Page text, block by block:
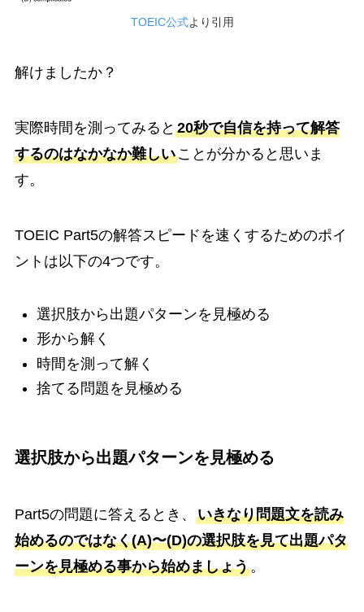
TOEIC公式より引用
解けましたか？
実際時間を測ってみると 20秒で自信を持って解答
するのはなかなか難しいことが分かると思いま
す。
TOEIC Part5の解答スピードを速くするためのポイ
ントは以下の4つです。
選択肢から出題パターンを見極める
形から解く
時間を測って解く
捨てる問題を見極める
選択肢から出題パターンを見極める
Part5の問題に答えるとき、 いきなり問題文を読み
始めるのではなく(A)〜(D)の選択肢を見て出題パタ
ーンを見極める事から始めましょう。